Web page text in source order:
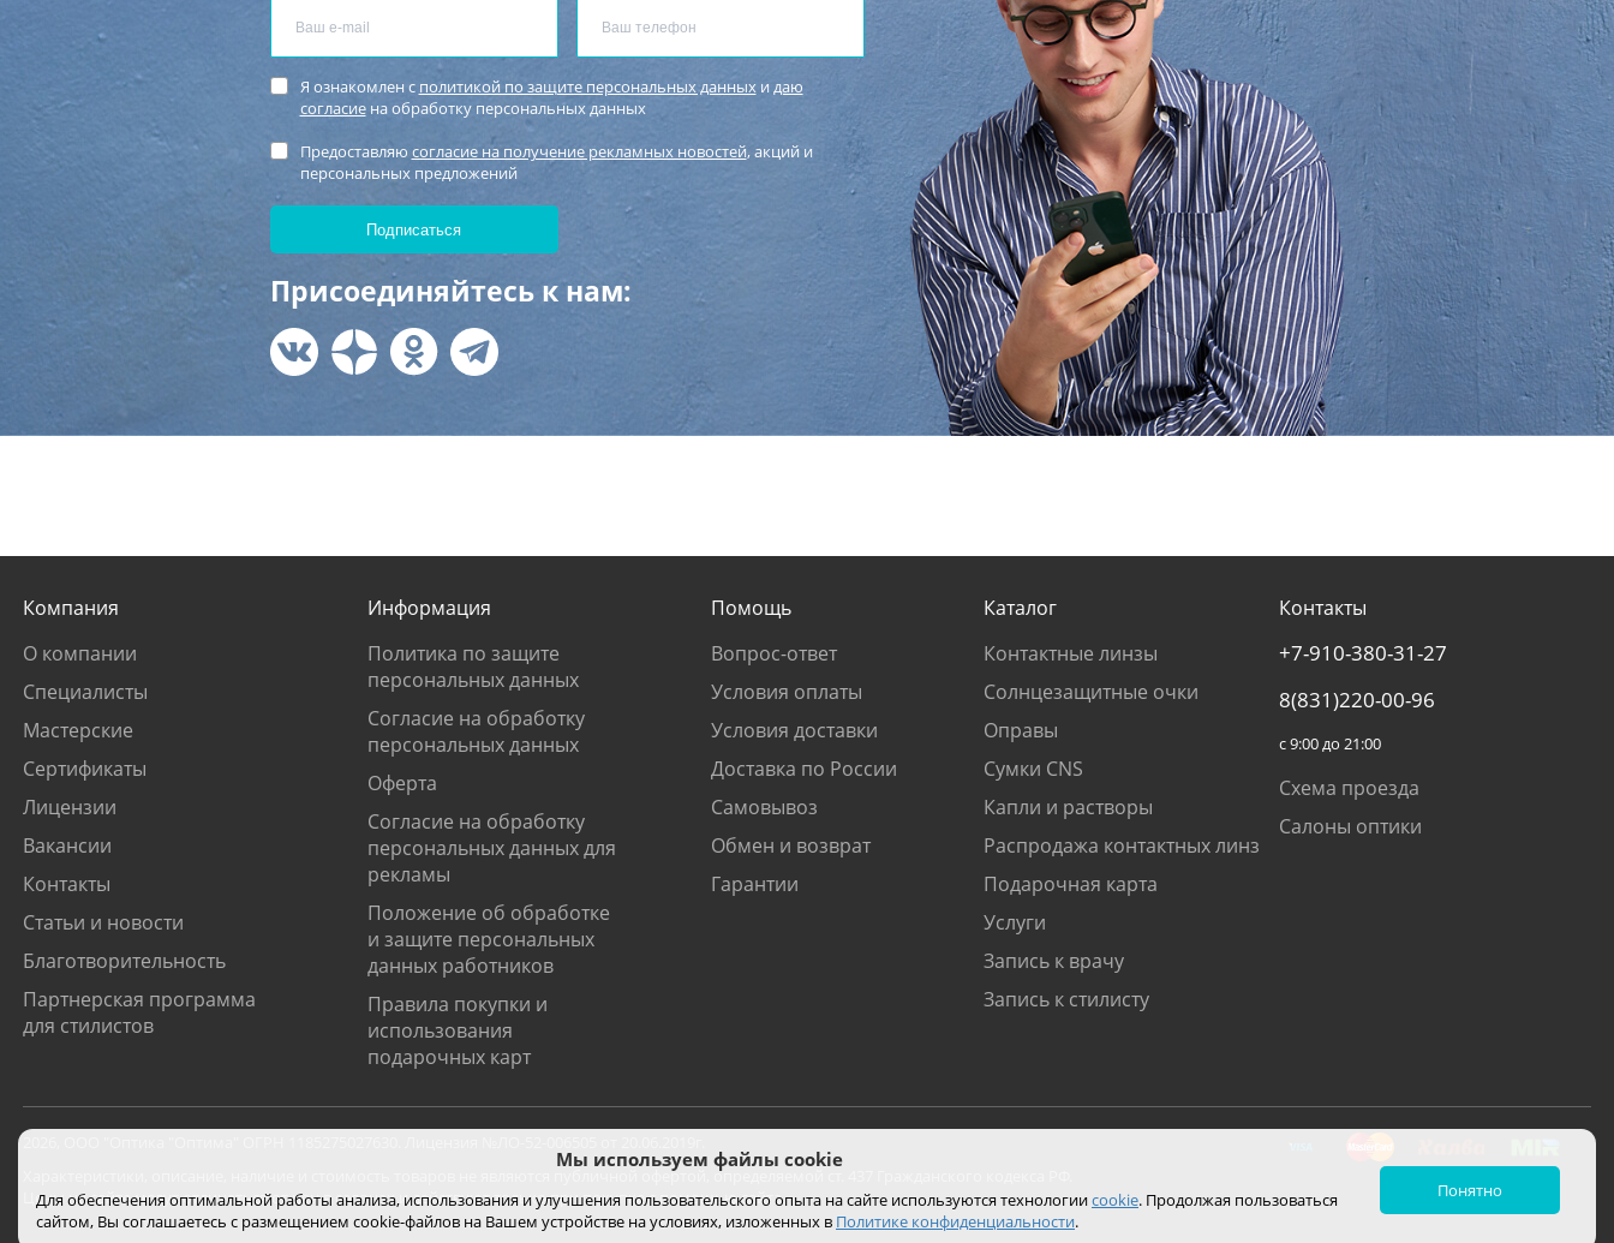
Я ознакомлен с политикой по защите персональных данных и даю
согласиена обработку персональных данных
Предоставляю согласие на получение рекламных новостей, акций и
персональных предложений
Присоединяйтесь к нам:
Компания
О компании
Специалисты
Мастерские
Сертификаты
Лицензии
Вакансии
Контакты
Статьи и новости
Благотворительность
Партнерская программа
для стилистов
Информация
Политика по защите
персональных данных
Согласие на обработку
персональных данных
Оферта
Согласие на обработку
персональных данных для
рекламы
Положение об обработке
и защите персональных
данных работников
Правила покупки и
использования
подарочных карт
Помощь
Вопрос-ответ
Условия оплаты
Условия доставки
Доставка по России
Самовывоз
Обмен и возврат
Гарантии
Каталог
Контактные линзы
Солнцезащитные очки
Оправы
Сумки CNS
Капли и растворы
Распродажа контактных линз
Подарочная карта
Услуги
Запись к врачу
Запись к стилисту
Контакты
+7-910-380-31-27
8(831)220-00-96
с 9:00 до 21:00
Схема проезда
Салоны оптики
Характеристики, описание, наличие и стоимость товаров не являются публичной офертой, определяемой ст. 437 Гражданского кодекса РФ.
Цены на сайте могут отличаться от цен в салонах и действуют только при покупке с помощью сайта.
Мы используем файлы cookie
Для обеспечения оптимальной работы анализа, использования и улучшения пользовательского опыта на сайте используются технологииcookie. Продолжая пользоваться
сайтом, Вы соглашаетесь с размещением cookie-файлов на Вашем устройстве на условиях, изложенных в Политике конфиденциальности.
Понятно